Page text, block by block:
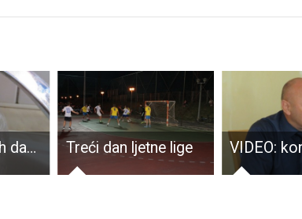
Zbog vode ovih dana bilo je “nepotrebne” panike među građanima Treći dan ljetne lige